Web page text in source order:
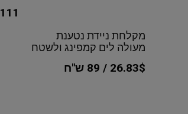
מקלחת ניידת נטענת
מעולה לים קמפינג ולשטח
26.83$ / 89 ש"ח
111 ש"ח